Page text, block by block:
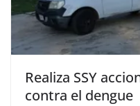
Realiza SSY
contra el dengue